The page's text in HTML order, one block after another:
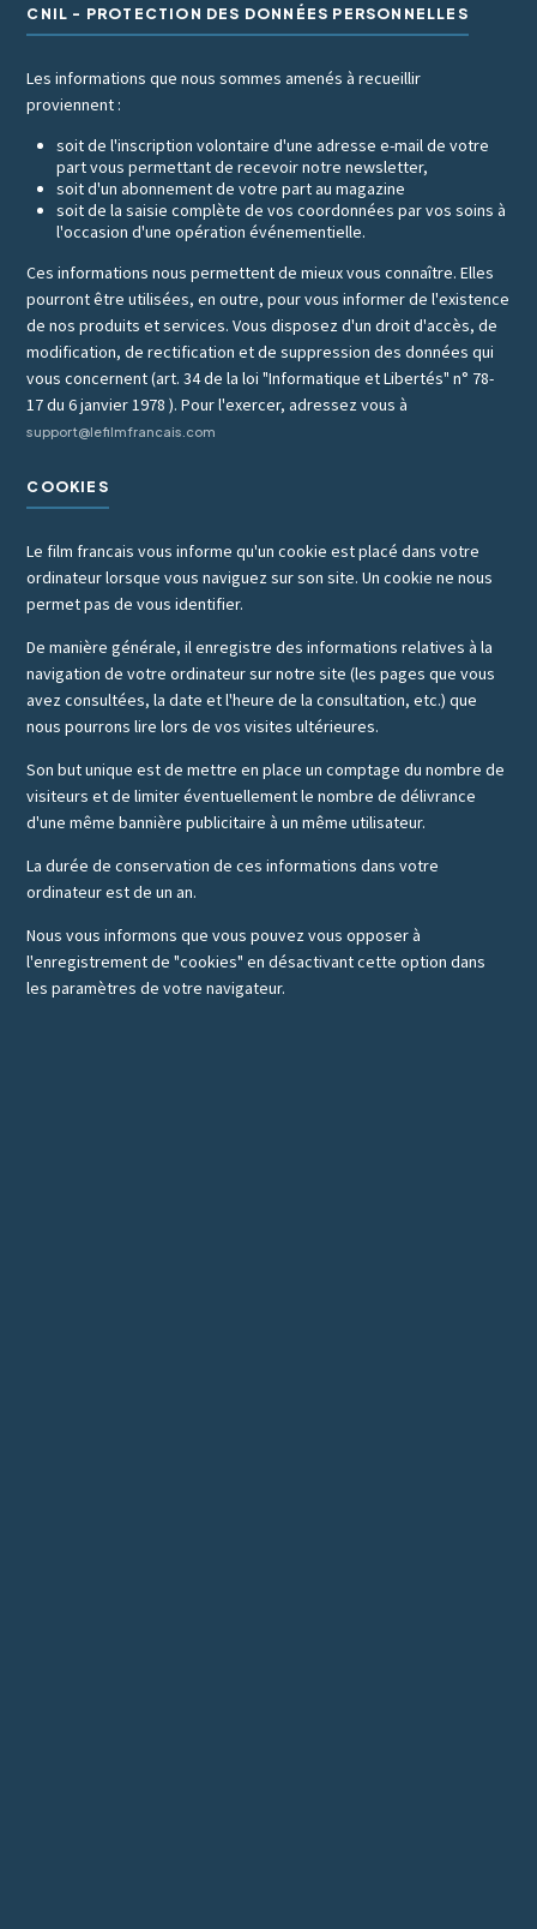
CNIL - PROTECTION DES DONNÉES PERSONNELLES
Les informations que nous sommes amenés à recueillir
proviennent :
soit de l'inscription volontaire d'une adresse e-mail de votre
part vous permettant de recevoir notre newsletter,
soit d'un abonnement de votre part au magazine
soit de la saisie complète de vos coordonnées par vos soins à
l'occasion d'une opération événementielle.
Ces informations nous permettent de mieux vous connaître. Elles
pourront être utilisées, en outre, pour vous informer de l'existence
de nos produits et services. Vous disposez d'un droit d'accès, de
modification, de rectification et de suppression des données qui
vous concernent (art. 34 de la loi "Informatique et Libertés" n° 78-
17 du 6 janvier 1978 ). Pour l'exercer, adressez vous à
support@lefilmfrancais.com
COOKIES
Le film francais vous informe qu'un cookie est placé dans votre
ordinateur lorsque vous naviguez sur son site. Un cookie ne nous
permet pas de vous identifier.
De manière générale, il enregistre des informations relatives à la
navigation de votre ordinateur sur notre site (les pages que vous
avez consultées, la date et l'heure de la consultation, etc.) que
nous pourrons lire lors de vos visites ultérieures.
Son but unique est de mettre en place un comptage du nombre de
visiteurs et de limiter éventuellement le nombre de délivrance
d'une même bannière publicitaire à un même utilisateur.
La durée de conservation de ces informations dans votre
ordinateur est de un an.
Nous vous informons que vous pouvez vous opposer à
l'enregistrement de "cookies" en désactivant cette option dans
les paramètres de votre navigateur.